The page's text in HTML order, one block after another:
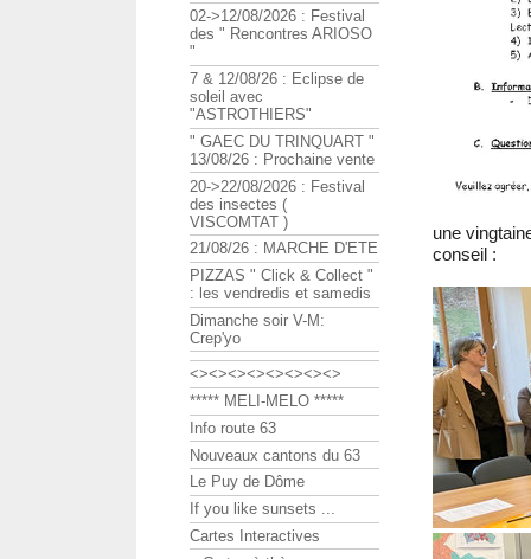
une
conseil :
02->12/08/2026 : Festival
des " Rencontres ARIOSO
"
7 & 12/08/26 : Eclipse de
soleil avec
"ASTROTHIERS"
" GAEC DU TRINQUART "
13/08/26 : Prochaine vente
20->22/08/2026 : Festival
des insectes (
VISCOMTAT )
21/08/26 : MARCHE D'ETE
PIZZAS " Click & Collect "
: les vendredis et samedis
Dimanche soir V-M:
Crep'yo
<><><><><><><><>
***** MELI-MELO *****
Info route 63
Nouveaux cantons du 63
Le Puy de Dôme
If you like sunsets ...
Cartes Interactives